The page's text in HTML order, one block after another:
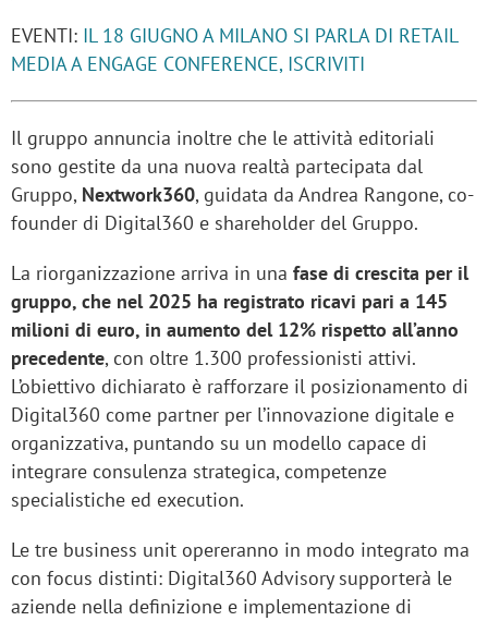
EVENTI: IL 18 GIUGNO A MILANO SI PARLA DI RETAIL
MEDIA A ENGAGE CONFERENCE, ISCRIVITI
Il gruppo annuncia inoltre che le attività editoriali
sono gestite da una nuova realtà partecipata dal
Gruppo, Nextwork360, guidata da Andrea Rangone, co-
founder di Digital360 e shareholder del Gruppo.
La riorganizzazione arriva in una fase di crescita per il
gruppo, che nel 2025 ha registrato ricavi pari a 145
milioni di euro, in aumento del 12% rispetto all’anno
precedente, con oltre 1.300 professionisti attivi.
L’obiettivo dichiarato è rafforzare il posizionamento di
Digital360 come partner per l’innovazione digitale e
organizzativa, puntando su un modello capace di
integrare consulenza strategica, competenze
specialistiche ed execution.
Le tre business unit opereranno in modo integrato ma
con focus distinti: Digital360 Advisory supporterà le
aziende nella definizione e implementazione di